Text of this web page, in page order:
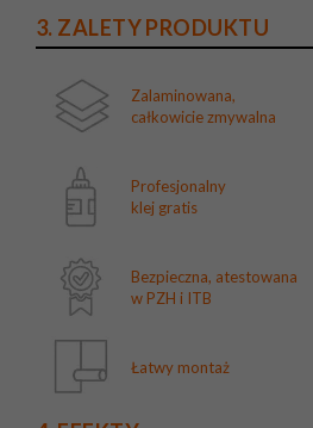
3. ZALETY PRODUKTU
Zalaminowana,
całkowicie zmywalna
Profesjonalny
klej gratis
Bezpieczna, atestowana
w PZH i ITB
Łatwy montaż